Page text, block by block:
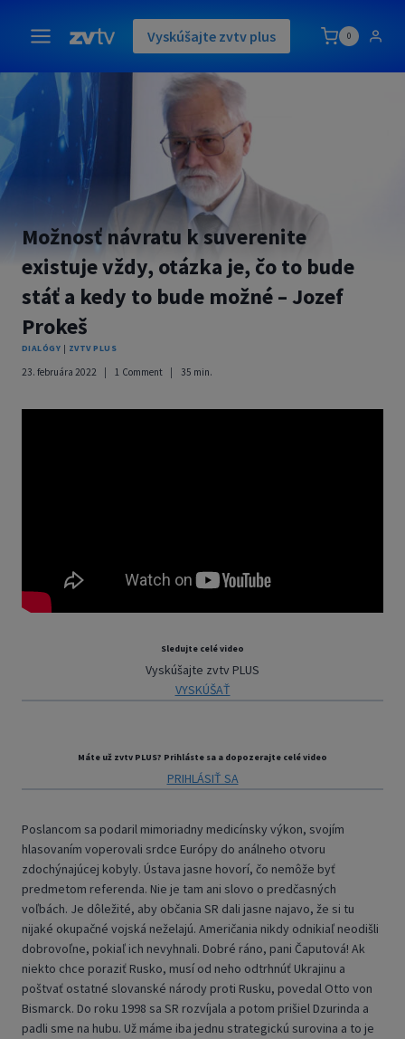
content
Vyskúšajte zvtv plus 0
Možnosť návratu k suverenite
existuje vždy, otázka je, čo to bude
stáť a kedy to bude možné – Jozef
Prokeš
DIALÓGY | ZVTV PLUS
23. februára 2022 1 Comment 35 min.
Sledujte celé video
Vyskúšajte zvtv PLUS
VYSKÚŠAŤ
Máte už zvtv PLUS? Prihláste sa a dopozerajte celé video
PRIHLÁSIŤ SA
Poslancom sa podaril mimoriadny medicínsky výkon, svojím
hlasovaním voperovali srdce Európy do análneho otvoru
zdochýnajúcej kobyly. Ústava jasne hovorí, čo nemôže byť
predmetom referenda. Nie je tam ani slovo o predčasných
voľbách. Je dôležité, aby občania SR dali jasne najavo, že si tu
nijaké okupačné vojská neželajú. Američania nikdy odnikiaľ neodišli
dobrovoľne, pokiaľ ich nevyhnali. Dobré ráno, pani Čaputová! Ak
niekto chce poraziť Rusko, musí od neho odtrhnúť Ukrajinu a
poštvať ostatné slovanské národy proti Rusku, povedal Otto von
Bismarck. Do roku 1998 sa SR rozvíjala a potom prišiel Dzurinda a
padli sme na hubu. Už máme iba jednu strategickú surovina a to je